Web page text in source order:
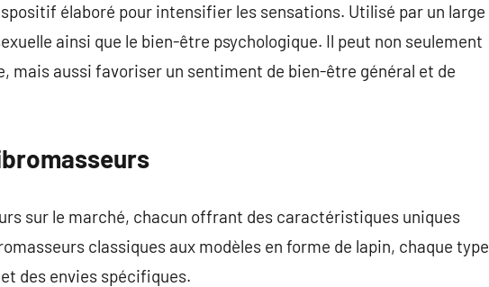
élaboré pour intensifier les sensations. Utilisé par un large
ainsi que le bien-être psychologique. Il peut non seulement
mais aussi favoriser un sentiment de bien-être général et de
sur le marché, chacun offrant des caractéristiques uniques
classiques aux modèles en forme de lapin, chaque type
des envies spécifiques.